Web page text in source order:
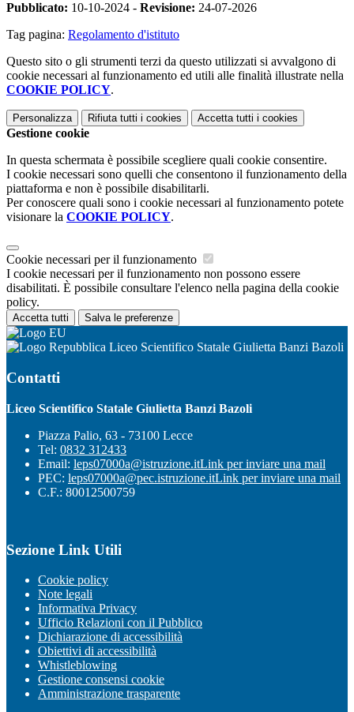
Pubblicato: 10-10-2024 - Revisione: 24-07-2026
Tag pagina: Regolamento d'istituto
Questo sito o gli strumenti terzi da questo utilizzati si avvalgono di
cookie necessari al funzionamento ed utili alle finalità illustrate nella
COOKIE POLICY.
Personalizza Rifiuta tutti i cookies Accetta tutti i cookies
Gestione cookie
In questa schermata è possibile scegliere quali cookie consentire.
I cookie necessari sono quelli che consentono il funzionamento della
piattaforma e non è possibile disabilitarli.
Per conoscere quali sono i cookie necessari al funzionamento potete
visionare la COOKIE POLICY.
Cookie necessari per il funzionamento
I cookie necessari per il funzionamento non possono essere
disabilitati. È possibile consultare l'elenco nella pagina della cookie
policy.
Accetta tutti Salva le preferenze
Liceo Scientifico Statale Giulietta Banzi Bazoli
Contatti
Liceo Scientifico Statale Giulietta Banzi Bazoli
Piazza Palio, 63 - 73100 Lecce
Tel: 0832 312433
Email: leps07000a@istruzione.itLink per inviare una mail
PEC: leps07000a@pec.istruzione.itLink per inviare una mail
C.F.: 80012500759
Sezione Link Utili
Cookie policy
Note legali
Informativa Privacy
Ufficio Relazioni con il Pubblico
Dichiarazione di accessibilità
Obiettivi di accessibilità
Whistleblowing
Gestione consensi cookie
Amministrazione trasparente